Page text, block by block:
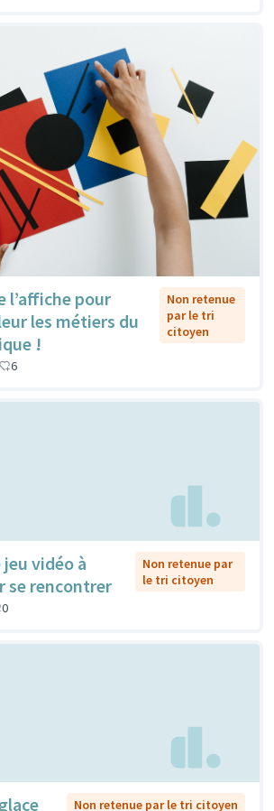
l’affiche pour
les métiers du
!
Non retenue
par le tri
citoyen
6
jeu vidéo à
se rencontrer
Non retenue par
le tri citoyen
0
Non retenue par le tri citoyen